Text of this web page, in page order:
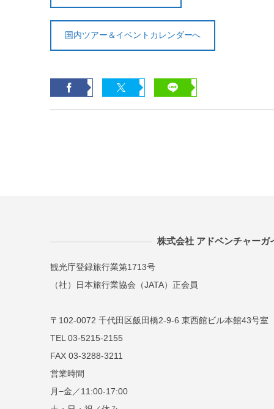
国内ツアー＆イベントカレンダーへ
株式会社 アドベンチャーガ
観光庁登録旅行業第1713号
（社）日本旅行業協会（JATA）正会員
〒102-0072 千代田区飯田橋2-9-6 東西館ビル本館43号室
TEL 03-5215-2155
FAX 03-3288-3211
営業時間
月−金／11:00-17:00